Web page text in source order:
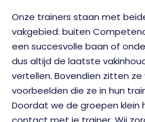
Onze trainers staan met
vakgebied: buiten
een succesvolle baan of
dus altijd de laatste
vertellen. Bovendien zitten ze
voorbeelden die ze in hun
Doordat we de groepen klein